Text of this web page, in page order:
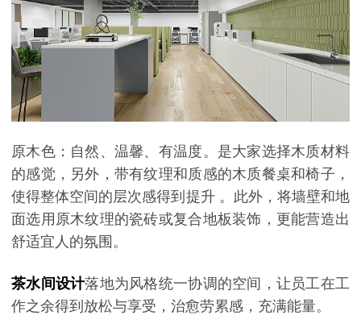
原木色：自然、温馨、有温度。是大家选择木质材料
的感觉，另外，带有纹理和质感的木质餐桌和椅子，
使得整体空间的层次感得到提升 。此外，将墙壁和地
面选用原木纹理的瓷砖或复合地板装饰，更能营造出
舒适宜人的氛围。
茶水间设计落地为风格统一协调的空间，让员工在工
作之余得到放松与享受，治愈劳累感，充满能量。